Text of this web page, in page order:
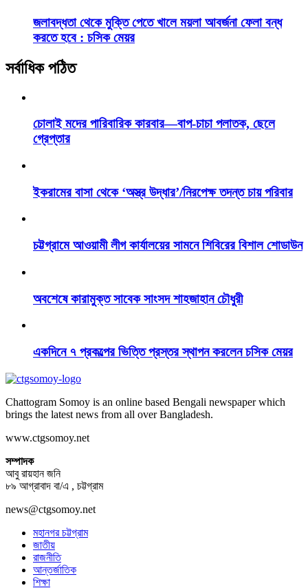
জলাবদ্ধতা থেকে মুক্তি পেতে খালে ময়লা আবর্জনা ফেলা বন্ধ
করতে হবে : চসিক মেয়র
সর্বাধিক পঠিত
চোলাই মদের পারিবারিক কারবার—বাপ-চাচা পলাতক, ছেলে
গ্রেপ্তার
ইকরামের বাসা থেকে ‘অস্ত্র উদ্ধার’/নিরপেক্ষ তদন্ত চায় পরিবার
চট্টগ্রামে আওয়ামী লীগ কার্যালয়ের সামনে শিবিরের বিশাল শোডাউন
অবশেষে কারামুক্ত সাবেক সাংসদ শাহজাহান চৌধুরী
একদিনে ৭ প্রকল্পের ভিত্তি প্রস্তর স্থাপন করলেন চসিক মেয়র
Chattogram Somoy is an online based Bengali newspaper which
brings the latest news from all over Bangladesh.
www.ctgsomoy.net
সম্পাদক
আবু রায়হান জনি
৮৯ আগ্রাবাদ বা/এ , চট্টগ্রাম
news@ctgsomoy.net
মহানগর চট্টগ্রাম
জাতীয়
রাজনীতি
আন্তর্জাতিক
শিক্ষা